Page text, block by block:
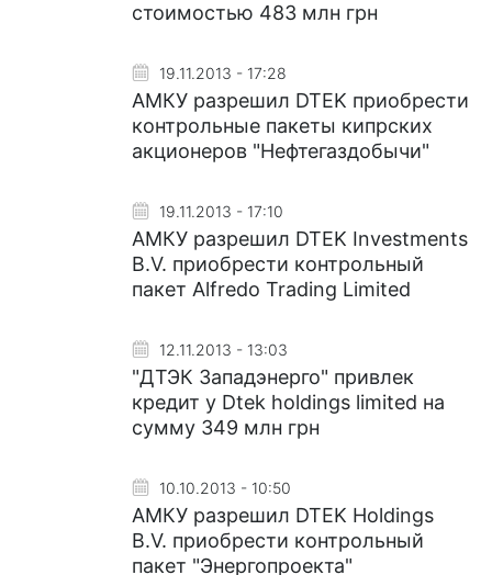
стоимостью 483 млн грн
19.11.2013 - 17:28
АМКУ разрешил DTEK приобрести
контрольные пакеты кипрских
акционеров "Нефтегаздобычи"
19.11.2013 - 17:10
АМКУ разрешил DTEK Investments
B.V. приобрести контрольный
пакет Alfredo Trading Limited
12.11.2013 - 13:03
"ДТЭК Западэнерго" привлек
кредит у Dtek holdings limited на
сумму 349 млн грн
10.10.2013 - 10:50
АМКУ разрешил DTEK Holdings
B.V. приобрести контрольный
пакет "Энергопроекта"